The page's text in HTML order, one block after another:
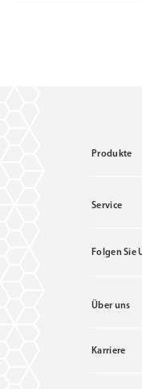
Produkte
Service
Folgen Sie
Über uns
Karriere